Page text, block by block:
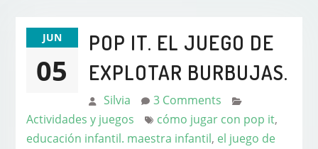
JUN
05
POP IT. EL JUEGO DE
EXPLOTAR BURBUJAS.
Silvia
3 Comments
Actividades y juegos
cómo jugar con pop it,
educación infantil. maestra infantil, el juego de